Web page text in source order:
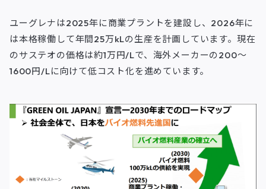
ユーグレナは2025年に商業プラントを建設し、2026年に
は本格稼働して年間25万kLの生産を計画しています。現在
のサステオの価格は約1万円/Lで、海外メーカーの200～
1600円/Lに向けて低コスト化を進めています。